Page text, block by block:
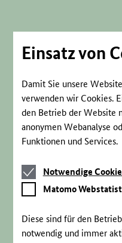
Einsatz von
Damit Sie unsere
verwenden wir Cookies.
den Betrieb der Website
anonymen Webanalyse
Funktionen und Services.
Notwendige
Cookies
Notwendige
Matomo
Webstatistik
Matomo
Diese sind für den
notwendig und immer